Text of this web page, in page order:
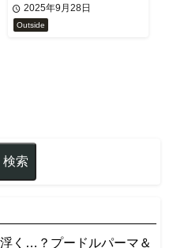
2025年9月28日
Outside
く…？プードルパーマ＆